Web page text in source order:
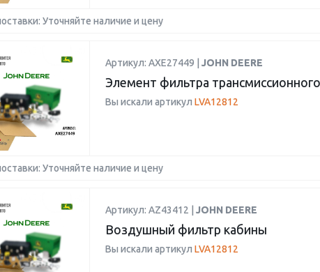
Уточняйте наличие и цену
Артикул: AXE27449 | JOHN DEERE
Элемент фильтра
Вы искали артикул LVA12812
Уточняйте наличие и цену
Артикул: AZ43412 | JOHN DEERE
Воздушный фильтр кабины
Вы искали артикул LVA12812